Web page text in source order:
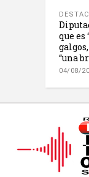
que
“una
04/08/